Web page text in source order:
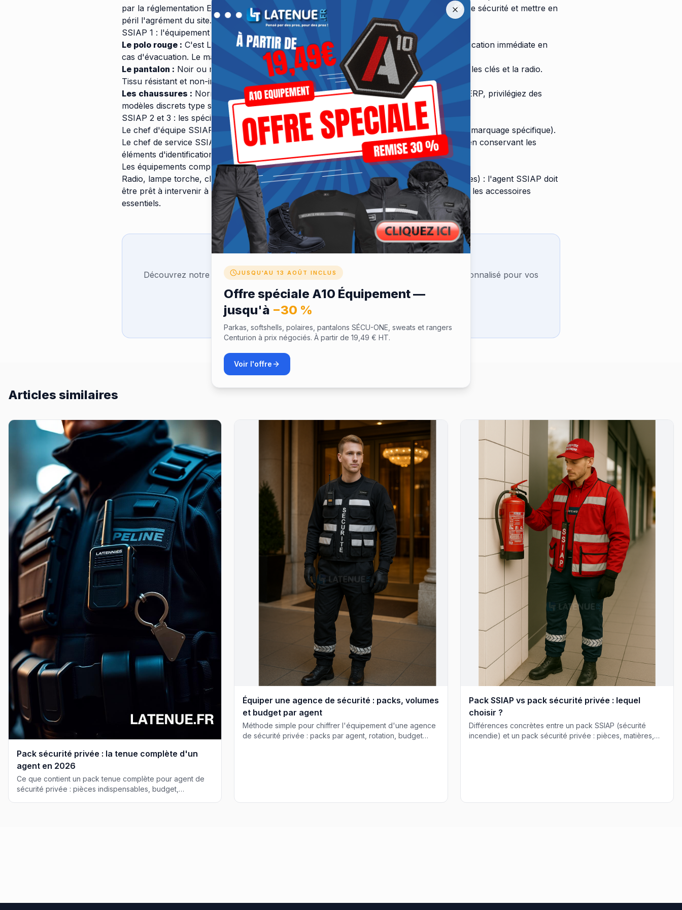
par la réglementation ERP. Le non-respect peut entraîner des remarques en commission de sécurité et mettre en
péril l'agrément du site.
SSIAP 1 : l'équipement de base
Le polo rouge : C'est LA pièce identitaire de l'agent SSIAP. Le rouge vif permet une identification immédiate en
cas d'évacuation. Le marquage "SÉCURITÉ INCENDIE" doit être visible dans le dos.
Le pantalon : Noir ou marine foncé, avec poches fonctionnelles pour le carnet de ronde, les clés et la radio.
Tissu résistant et non-inflammable de préférence.
Les chaussures : Norme S3 recommandée (anti-perforation, embout de protection). En ERP, privilégiez des
modèles discrets type sneaker de sécurité plutôt que des rangers.
SSIAP 2 et 3 : les spécificités
Le chef d'équipe SSIAP 2 porte généralement un polo différencié (parfois avec galons ou marquage spécifique).
Le chef de service SSIAP 3 peut porter une tenue plus formelle (chemise, costume) tout en conservant les
éléments d'identification.
Les équipements complémentaires
Radio, lampe torche, clés de désenfumage, gants anti-chaleur, ARI (en option selon les sites) : l'agent SSIAP doit
être prêt à intervenir à tout moment. LATENUE propose des packs complets incluant tous les accessoires
essentiels.
Besoin d'équiper vos équipes ?
Découvrez notre catalogue de vêtements professionnels et demandez un devis personnalisé pour vos
dotations.
Voir le catalogue
Articles similaires
Pack sécurité privée : la tenue complète d'un
agent en 2026
Ce que contient un pack tenue complète pour agent de
sécurité privée : pièces indispensables, budget,
Équiper une agence de sécurité : packs, volumes
et budget par agent
Méthode simple pour chiffrer l'équipement d'une agence
de sécurité privée : packs par agent, rotation, budget
Pack SSIAP vs pack sécurité privée : lequel
choisir ?
Différences concrètes entre un pack SSIAP (sécurité
incendie) et un pack sécurité privée : pièces, matières,
JUSQU'AU 13 AOÛT INCLUS
Offre spéciale A10 Équipement —
jusqu'à −30 %
Parkas, softshells, polaires, pantalons SÉCU-ONE, sweats et rangers
Centurion à prix négociés. À partir de 19,49 € HT.
Voir l'offre
Close